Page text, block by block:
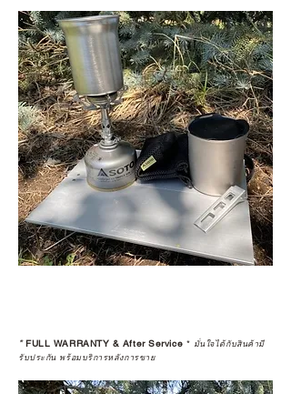
*FULL WARRANTY & After Service * มั่นใจได้กับสินค้ามี
รับประกัน พร้อมบริการหลังการขาย